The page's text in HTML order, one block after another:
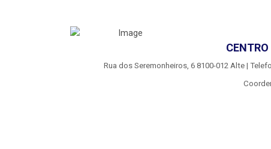
Rua dos Seremonheiros, 6 8100-012 Alte |